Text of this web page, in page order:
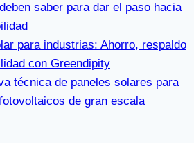
saber para dar el paso hacia
para industrias: Ahorro, respaldo
con Greendipity
técnica de paneles solares para
de gran escala